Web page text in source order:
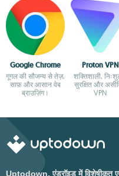
Google Chrome
गूगल की सौजन्य से तेज़,
साफ़ और आसान वेब
ब्राउज़िंग।
Proton VPN
शक्तिशाली,
सुरक्षित और
VPN
Uptodown, एंड्रॉइड में विशेषीकृत एक